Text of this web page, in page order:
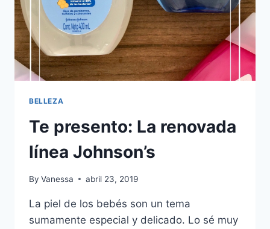
BELLEZA
Te presento: La renovada
línea Johnson’s
By Vanessa abril 23, 2019
La piel de los bebés son un tema
sumamente especial y delicado. Lo sé muy